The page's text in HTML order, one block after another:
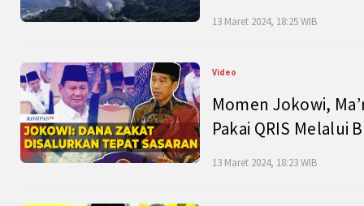
13 Maret 2024, 18:25 WIB
Video
Momen Jokowi,
Pakai QRIS Melalui
13 Maret 2024, 18:23 WIB